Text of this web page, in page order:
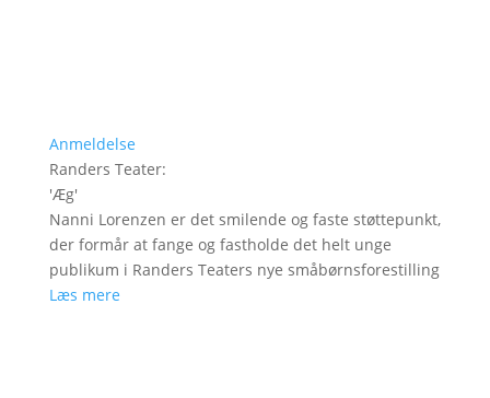
Anmeldelse
Randers Teater:
'Æg'
Nanni Lorenzen er det smilende og faste støttepunkt,
der formår at fange og fastholde det helt unge
publikum i Randers Teaters nye småbørnsforestilling
Læs mere